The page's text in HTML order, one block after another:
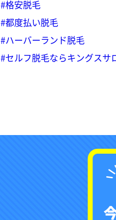
#格安脱毛
#都度払い脱毛
#ハーバーランド脱毛
#セルフ脱毛ならキングスサ